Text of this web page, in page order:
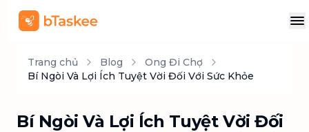
Trang chủ Blog
Ong Đi Chợ
Bí Ngòi Và Lợi Ích Tuyệt Vời Đối Với Sức Khỏe
Bí Ngòi Và Lợi Ích Tuyệt Vời Đối